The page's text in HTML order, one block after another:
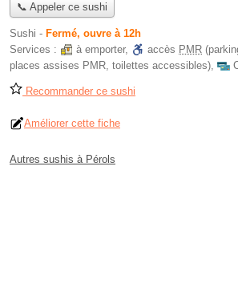
📞 Appeler ce sushi
Sushi - Fermé, ouvre à 12h
Services :
à emporter, accès PMR
places assises PMR, toilettes accessibles),
Recommander ce sushi
Améliorer cette fiche
Autres sushis à Pérols